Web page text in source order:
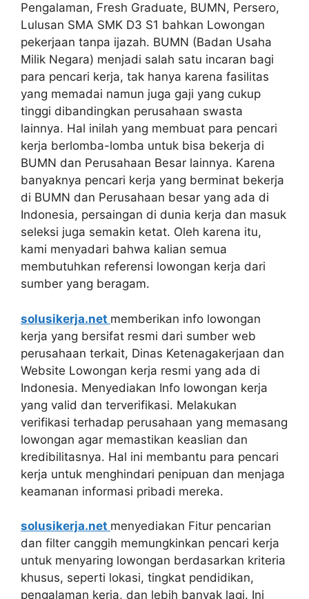
Pengalaman, Fresh Graduate, BUMN, Persero,
Lulusan SMA SMK D3 S1 bahkan Lowongan
pekerjaan tanpa ijazah. BUMN (Badan Usaha
Milik Negara) menjadi salah satu incaran bagi
para pencari kerja, tak hanya karena fasilitas
yang memadai namun juga gaji yang cukup
tinggi dibandingkan perusahaan swasta
lainnya. Hal inilah yang membuat para pencari
kerja berlomba-lomba untuk bisa bekerja di
BUMN dan Perusahaan Besar lainnya. Karena
banyaknya pencari kerja yang berminat bekerja
di BUMN dan Perusahaan besar yang ada di
Indonesia, persaingan di dunia kerja dan masuk
seleksi juga semakin ketat. Oleh karena itu,
kami menyadari bahwa kalian semua
membutuhkan referensi lowongan kerja dari
sumber yang beragam.
solusikerja.net memberikan info lowongan
kerja yang bersifat resmi dari sumber web
perusahaan terkait, Dinas Ketenagakerjaan dan
Website Lowongan kerja resmi yang ada di
Indonesia. Menyediakan Info lowongan kerja
yang valid dan terverifikasi. Melakukan
verifikasi terhadap perusahaan yang memasang
lowongan agar memastikan keaslian dan
kredibilitasnya. Hal ini membantu para pencari
kerja untuk menghindari penipuan dan menjaga
keamanan informasi pribadi mereka.
solusikerja.net menyediakan Fitur pencarian
dan filter canggih memungkinkan pencari kerja
untuk menyaring lowongan berdasarkan kriteria
khusus, seperti lokasi, tingkat pendidikan,
pengalaman kerja, dan lebih banyak lagi. Ini